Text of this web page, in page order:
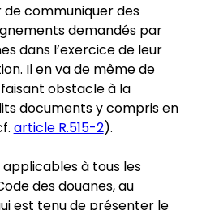
communiquer des
demandés par
dans l’exercice de leur
Il en va de même de
obstacle à la
documents y compris en
article R.515-2).
à tous les
des douanes, au
est tenu de présenter le